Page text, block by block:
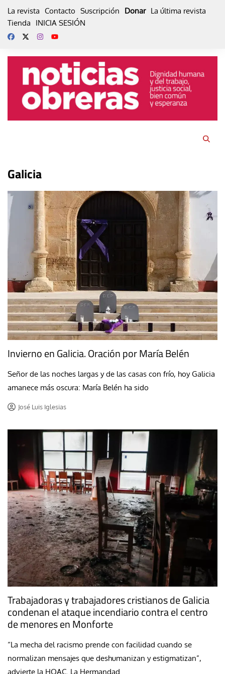
La revista Contacto Suscripción Donar La última revista
Tienda
INICIA SESIÓN
Galicia
Invierno en Galicia. Oración por María Belén
Señor de las noches largas y de las casas con frío, hoy Galicia
amanece más oscura: María Belén ha sido
José Luis Iglesias
Trabajadoras y trabajadores cristianos de Galicia
condenan el ataque incendiario contra el centro
de menores en Monforte
“La mecha del racismo prende con facilidad cuando se
normalizan mensajes que deshumanizan y estigmatizan”,
advierte la HOAC. La Hermandad